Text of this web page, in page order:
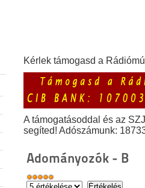
Kérlek támogasd a
A támogatásoddal és az
segíted! Adószámunk:
Adományozók - B